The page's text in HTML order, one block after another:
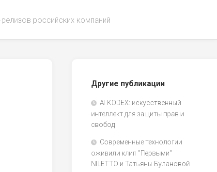
российских компаний
Другие публикации
AI KODEX: искусственный
интеллект для защиты прав и
свобод
Современные технологии
оживили клип "Первыми"
NILETTO и Татьяны Булановой